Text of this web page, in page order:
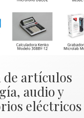
artículos
audio y
eléctricos